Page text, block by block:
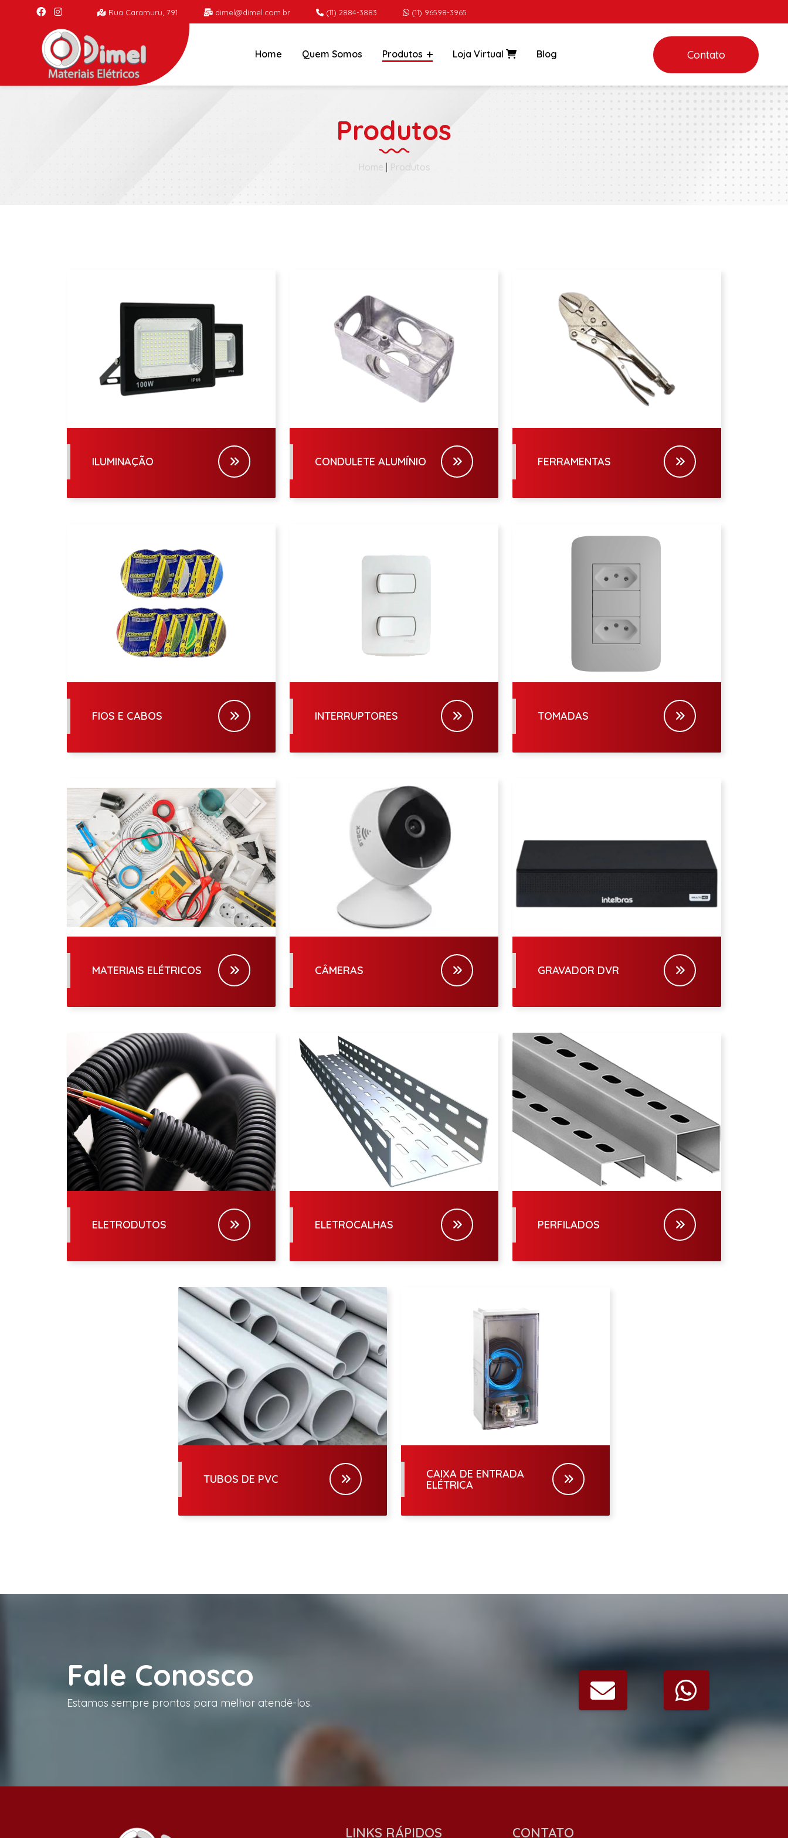
Rua Caramuru, 791 dimel@dimel.com.br (11) 2884-3883 (11) 96598-3965
Home Quem Somos Produtos Loja Virtual Blog Contato
Produtos
Home | Produtos
ILUMINAÇÃO CONDULETE ALUMÍNIO FERRAMENTAS
FIOS E CABOS INTERRUPTORES TOMADAS
MATERIAIS ELÉTRICOS CÂMERAS GRAVADOR DVR
ELETRODUTOS ELETROCALHAS PERFILADOS
TUBOS DE PVC
CAIXA DE ENTRADA
ELÉTRICA
Fale Conosco
Estamos sempre prontos para melhor atendê-los.
LINKS RÁPIDOS CONTATO